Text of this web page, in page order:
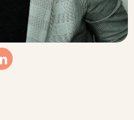
Linkedin